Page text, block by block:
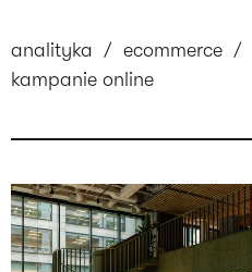
analityka / ecommerce /
kampanie online